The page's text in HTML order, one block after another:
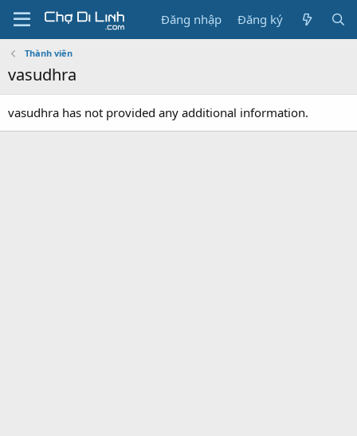
Đăng nhập Đăng ký
Thành viên
vasudhra
vasudhra has not provided any additional information.